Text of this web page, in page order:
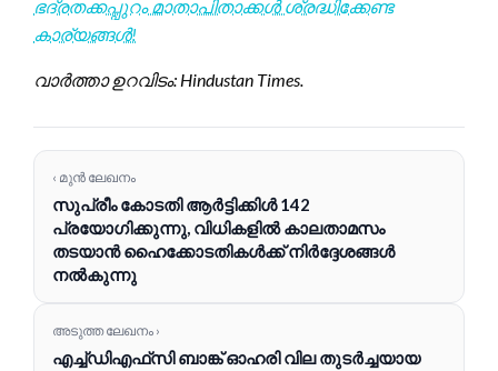
ഭദ്രതക്കപ്പുറം മാതാപിതാക്കൾ ശ്രദ്ധിക്കേണ്ട
കാര്യങ്ങൾ!
വാർത്താ ഉറവിടം: Hindustan Times.
‹ മുൻ ലേഖനം
സുപ്രീം കോടതി ആർട്ടിക്കിൾ 142
പ്രയോഗിക്കുന്നു, വിധികളിൽ കാലതാമസം
തടയാൻ ഹൈക്കോടതികൾക്ക് നിർദ്ദേശങ്ങൾ
നൽകുന്നു
അടുത്ത ലേഖനം ›
എച്ച്‌ഡിഎഫ്‌സി ബാങ്ക് ഓഹരി വില തുടർച്ചയായ